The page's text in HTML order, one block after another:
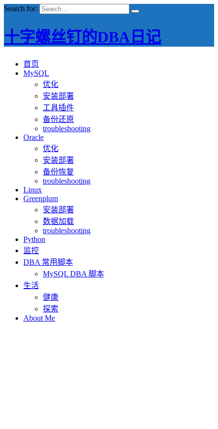
Search for:
十字螺丝钉的DBA日记
首页
MySQL
优化
安装部署
工具插件
备份还原
troubleshooting
Oracle
优化
安装部署
备份恢复
troubleshooting
Linux
Greenplum
安装部署
数据加载
troubleshooting
Python
监控
DBA 常用脚本
MySQL DBA 脚本
生活
健康
探索
About Me